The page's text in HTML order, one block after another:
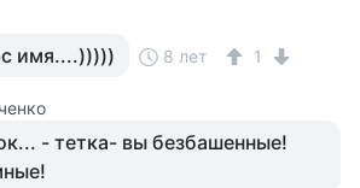
имя....))))) 8 лет 1
- тетка- вы безбашенные!